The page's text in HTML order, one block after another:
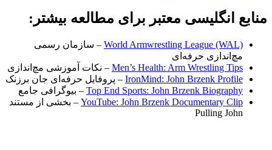
منابع انگلیسی معتبر برای مطالعه بیشتر:
World Armwrestling League (WAL) – سازمان رسمی
مچ‌اندازی حرفه‌ای
Men’s Health: Arm Wrestling Tips – نکات آموزشی مچ‌اندازی
IronMind: John Brzenk Profile – پروفایل حرفه‌ای جان برزنک
Top End Sports: John Brzenk Biography – بیوگرافی جامع
YouTube: John Brzenk Documentary Clip – بخشی از مستند
Pulling John